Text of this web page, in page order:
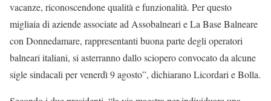
vacanze, riconoscendone qualità e funzionalità. Per questo
migliaia di aziende associate ad Assobalneari e La Base Balneare
con Donnedamare, rappresentanti buona parte degli operatori
balneari italiani, si asterranno dallo sciopero convocato da alcune
sigle sindacali per venerdì 9 agosto”, dichiarano Licordari e Bolla.